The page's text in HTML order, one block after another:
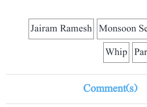
Monsoon
Jairam Ramesh
Whip
Comment(s)